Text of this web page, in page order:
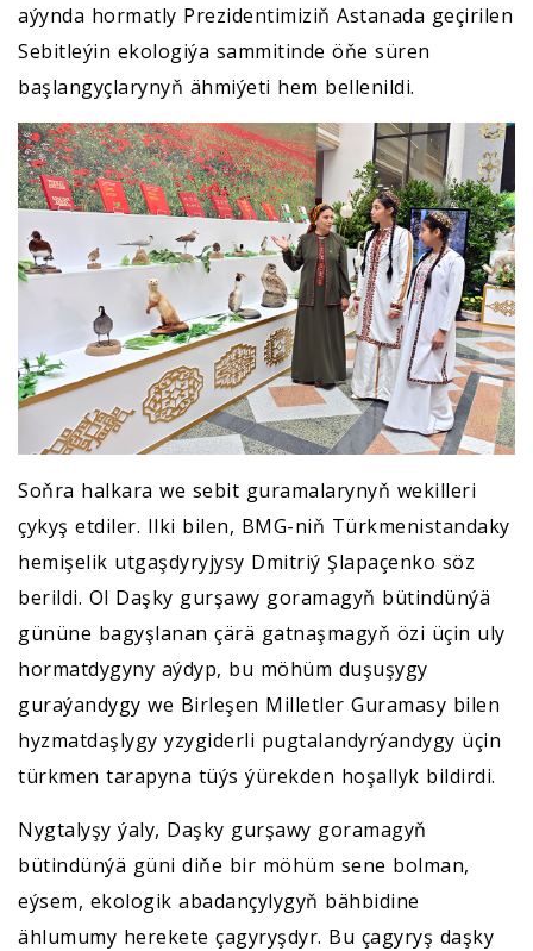
aýynda hormatly Prezidentimiziň Astanada geçirilen
Sebitleýin ekologiýa sammitinde öňe süren
başlangyçlarynyň ähmiýeti hem bellenildi.
Soňra halkara we sebit guramalarynyň wekilleri
çykyş etdiler. Ilki bilen, BMG-niň Türkmenistandaky
hemişelik utgaşdyryjysy Dmitriý Şlapaçenko söz
berildi. Ol Daşky gurşawy goramagyň bütindünýä
gününe bagyşlanan çärä gatnaşmagyň özi üçin uly
hormatdygyny aýdyp, bu möhüm duşuşygy
guraýandygy we Birleşen Milletler Guramasy bilen
hyzmatdaşlygy yzygiderli pugtalandyrýandygy üçin
türkmen tarapyna tüýs ýürekden hoşallyk bildirdi.
Nygtalyşy ýaly, Daşky gurşawy goramagyň
bütindünýä güni diňe bir möhüm sene bolman,
eýsem, ekologik abadançylygyň bähbidine
ählumumy herekete çagyryşdyr. Bu çagyryş daşky